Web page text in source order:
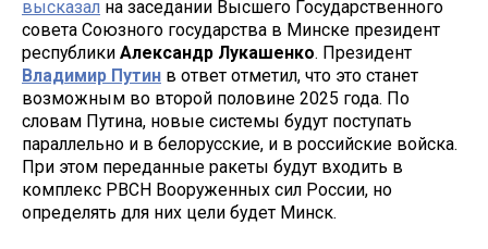
высказал на заседании Высшего Государственного
совета Союзного государства в Минске президент
республики Александр Лукашенко. Президент
Владимир Путин в ответ отметил, что это станет
возможным во второй половине 2025 года. По
словам Путина, новые системы будут поступать
параллельно и в белорусские, и в российские войска.
При этом переданные ракеты будут входить в
комплекс РВСН Вооруженных сил России, но
определять для них цели будет Минск.